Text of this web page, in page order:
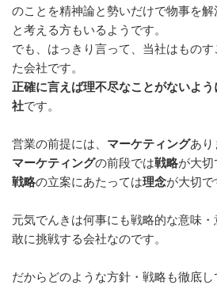
のことを精神論と勢いだけで物事を
と考える方もいるようです。
でも、はっきり言って、当社はもの
た会社です。
正確に言えば理不尽なことがないよ
社です。
営業の前提には、 マーケティングあり
マーケティングの前段では戦略が大切
戦略の立案にあたっては理念が大切で
元気でんきは何事にも戦略的な意味
敢に挑戦する会社なのです。
だからどのような方針・戦略も徹底